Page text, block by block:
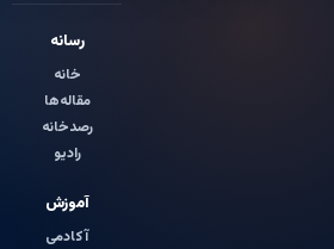
رسانه
خانه
مقاله‌ها
رصدخانه
رادیو
آموزش
آکادمی